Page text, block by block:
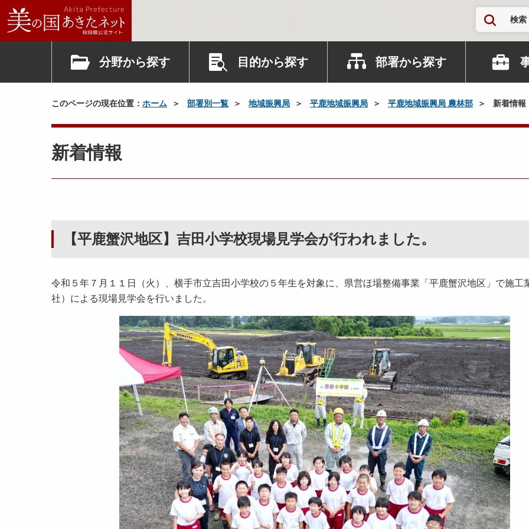
検索
分野から探す 目的から探す 部署から探す
このページの現在位置： ホーム 部署別一覧 地域振興局 平鹿地域振興局 平鹿地域振興局 農林部 新着情報
新着情報
【平鹿蟹沢地区】吉田小学校現場見学会が行われました。
令和５年７月１１日（火）、横手市立吉田小学校の５年生を対象に、県営ほ場整備事業「平鹿蟹沢地区」で施工
社）による現場見学会を行いました。